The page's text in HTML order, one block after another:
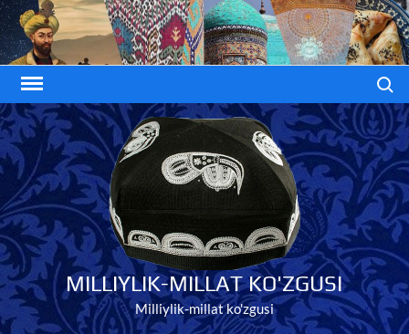
Skip
to
content
MILLIYLIK-MILLAT KO'ZGUSI
Milliylik-millat ko'zgusi